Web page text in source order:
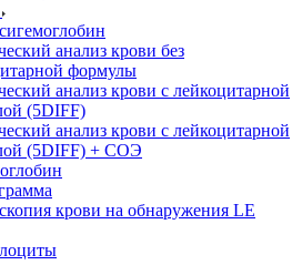
анализ крови без
формулы
анализ крови с лейкоцитарной
(5DIFF)
анализ крови с лейкоцитарной
(5DIFF) + СОЭ
крови на обнаружения LE